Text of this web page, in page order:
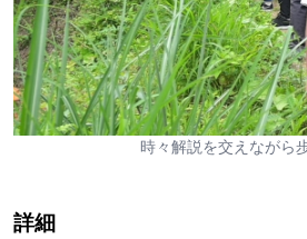
時々解説を交えながら
詳細